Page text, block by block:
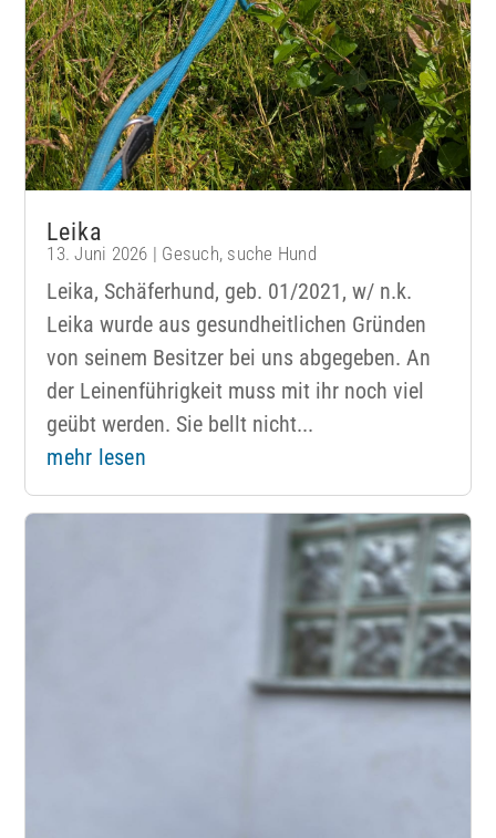
Leika
13. Juni 2026 | Gesuch, suche Hund
Leika, Schäferhund, geb. 01/2021, w/ n.k.
Leika wurde aus gesundheitlichen Gründen
von seinem Besitzer bei uns abgegeben. An
der Leinenführigkeit muss mit ihr noch viel
geübt werden. Sie bellt nicht...
mehr lesen